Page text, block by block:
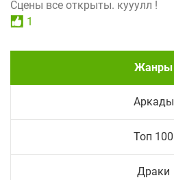
Сцены все открыты. кууулл !
1
Жанры
Аркады
Топ 100
Драки